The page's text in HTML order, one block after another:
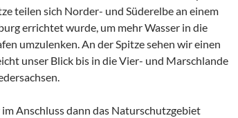
teilen sich Norder- und Süderelbe an einem
errichtet wurde, um mehr Wasser in die
umzulenken. An der Spitze sehen wir einen
unser Blick bis in die Vier- und Marschlande
Anschluss dann das Naturschutzgebiet